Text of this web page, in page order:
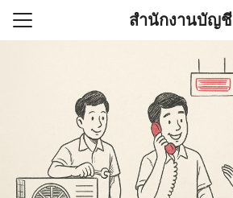
Skip
สำนักงานบัญชี
านบัญชี (Accounting
ช่วยสำคัญในการบริหาร